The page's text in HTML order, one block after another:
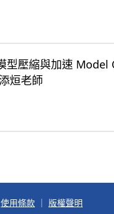
型壓縮與加速
烜老師
使用條款 ｜ 版權聲明